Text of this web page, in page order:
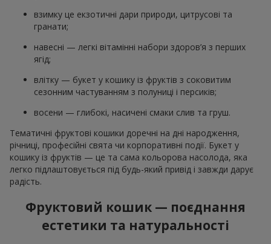
взимку це екзотичні дари природи, цитрусові та
гранати;
навесні — легкі вітамінні набори здоров’я з перших
ягід;
влітку — букет у кошику із фруктів з соковитим
сезонним частуванням з полуниці і персиків;
восени — глибокі, насичені смаки слив та груш.
Тематичні фруктові кошики доречні на дні народження,
річниці, професійні свята чи корпоративні події. Букет у
кошику із фруктів — це та сама кольорова насолода, яка
легко підлаштовується під будь-який привід і завжди дарує
радість.
Фруктовий кошик — поєднання
естетики та натуральності